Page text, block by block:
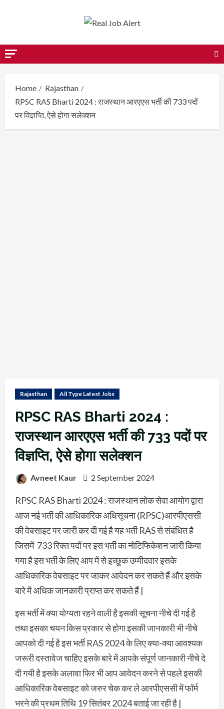
Home
Rajasthan
RPSC RAS Bharti 2024 : राजस्थान आरएएस भर्ती की 733 पदों
पर विज्ञप्ति, ऐसे होगा सलेक्शन
Rajasthan All Type Latest Jobs
RPSC RAS Bharti 2024 :
राजस्थान आरएएस भर्ती की 733 पदों पर
विज्ञप्ति, ऐसे होगा सलेक्शन
Avneet Kaur 2 September 2024
RPSC RAS Bharti 2024 : राजस्थान लोक सेवा आयोग द्वारा
आज नई भर्ती की आधिकारिक अधिसूचना (RPSC)आरपीएससी
की वेबसाइट पर जारी कर दी गई है यह भर्ती RAS से संबंधित है
जिसमें 733 रिक्त पदों पर इस भर्ती का नोटिफिकेशन जारी किया
गया है इस भर्ती के लिए आप में से इच्छुक उम्मीदवार इसके
आधिकारिक वेबसाइट पर जाकर आवेदन कर सकते हैं और इसके
बारे में अधिक जानकारी प्राप्त कर सकते हैं |
इस भर्ती में क्या योग्यता रहने वाली है इसकी सूचना नीचे दी गई है
तथा इसका चयन किस प्रकार से होगा इसकी जानकारी भी नीचे
आपको दी गई है इस भर्ती RAS 2024 के लिए क्या-क्या आवश्यक
जरूरी दस्तावेज चाहिए इसके बारे में आपके संपूर्ण जानकारी नीचे दे
दी गयी है इसके अलावा फिर भी आप आवेदन करने से पहले इसकी
आधिकारिक वेबसाइट को जरुर चेक कर ले आरपीएससी में फॉर्म
भरने की प्रथम तिथि 19 सितंबर 2024 बताई जा रही है |